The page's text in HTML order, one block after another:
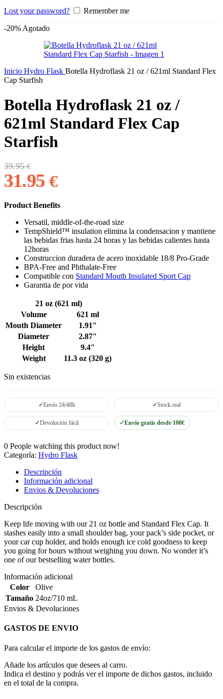
Lost your password? Remember me
-20% Agotado
Inicio Hydro Flask Botella Hydroflask 21 oz / 621ml Standard Flex
Cap Starfish
Botella Hydroflask 21 oz /
621ml Standard Flex Cap
Starfish
39.95€
El
precio
original
31.95€
El
precio
actual
Product Benefits
Versatil, middle-of-the-road size
TempShield™ insulation elimina la condensacion y mantiene
las bebidas frias hasta 24 horas y las bebidas calientes hasta
12horas
Construccion duradera de acero inoxidable 18/8 Pro-Grade
BPA-Free and Phthalate-Free
Compatible con Standard Mouth Insulated Sport Cap
Garantia de por vida
21 oz (621 ml)
Volume
621 ml
Mouth Diameter
1.91″
Diameter
2.87″
Height
9.4″
Weight
11.3 oz (320 g)
Sin existencias
Envío 24/48h Stock real
Devolución fácil Envío gratis desde 100€
0 People watching this product now!
Categoría: Hydro Flask
Descripción
Información adicional
Envios & Devoluciones
Descripción
Keep life moving with our 21 oz bottle and Standard Flex Cap. It
stashes easily into a small shoulder bag, your pack’s side pocket, or
your car cup holder, and holds enough ice cold goodness to keep
you going for hours without weighing you down. No wonder it’s
one of our bestselling water bottles.
Información adicional
Color
Olive
Tamaño 24oz/710 mL
Envios & Devoluciones
GASTOS DE ENVIO
Para calcular el importe de los gastos de envío:
Añade los artículos que desees al carro.
Indica el destino y podrás ver el importe de dichos gastos, incluido
en el total de la compra.